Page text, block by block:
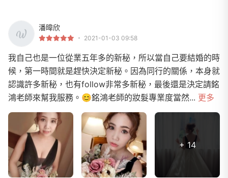
潘暐欣
2021-01-03 09:58
我自己也是一位從業五年多的新秘，所以當自己要結婚的時
候，第一時間就是趕快決定新秘。因為同行的關係，本身就
認識許多新秘，也有follow非常多新秘，最後還是決定請銘
鴻老師來幫我服務。😊銘鴻老師的妝髮專業度當然... 更多
+ 14